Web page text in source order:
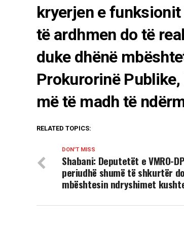
kryerjen e
të ardhmen do të
duke dhënë
Prokurorinë
më të madh të
RELATED TOPICS:
DON'T MISS
Shabani: Deputetët e VMRO-
periudhë shumë të shkurtër
mbështesin ndryshimet